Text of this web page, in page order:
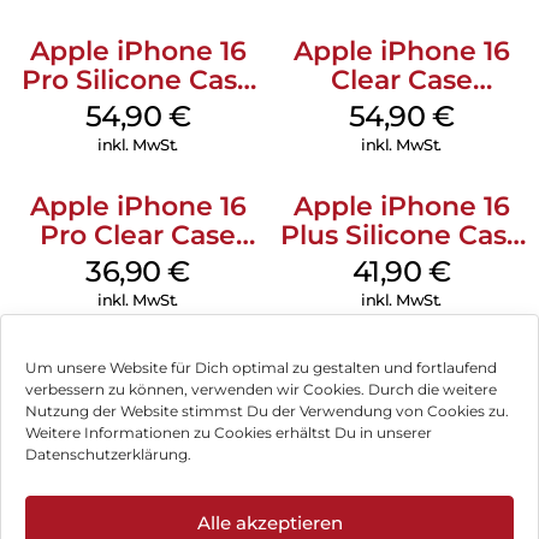
Um unsere Website für Dich optimal zu gestalten und fortlaufend
verbessern zu können, verwenden wir Cookies. Durch die weitere
Nutzung der Website stimmst Du der Verwendung von Cookies zu.
Weitere Informationen zu Cookies erhältst Du in unserer
Datenschutzerklärung.
Alle akzeptieren
Apple iPhone 16
Pro Silicone Case
MagSafe Black
54,90 €
inkl. MwSt.
Apple iPhone 16
Clear Case
MagSafe
Transparent
54,90 €
inkl. MwSt.
Apple iPhone 16
Pro Clear Case
MagSafe
Transparent
36,90€
inkl. MwSt.
Apple iPhone 16
Plus Silicone Case
MagSafe Stone
Gray
41,90 €
inkl. MwSt.
Impressum